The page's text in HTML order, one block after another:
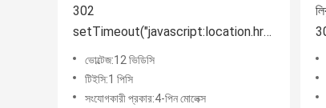
302
ভোল্টেজ:12 ভিডিসি
টিইসি:1 পিসি
সংযোগকারী প্রকার:4-পিন মোলেক্স